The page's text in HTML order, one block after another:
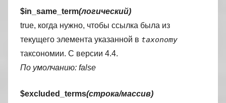
$in_same_term(логический)
true, когда нужно, чтобы ссылка была из
текущего элемента указанной в taxonomy
таксономии. C версии 4.4.
По умолчанию: false
$excluded_terms(строка/массив)